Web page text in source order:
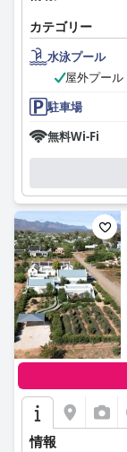
カテゴリー
水泳プール
屋外プール
駐車場
無料Wi-Fi
情報